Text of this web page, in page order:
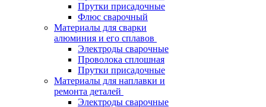
Прутки присадочные
Флюс сварочный
Материалы для сварки
алюминия и его сплавов
Электроды сварочные
Проволока сплошная
Прутки присадочные
Материалы для наплавки и
ремонта деталей
Электроды сварочные